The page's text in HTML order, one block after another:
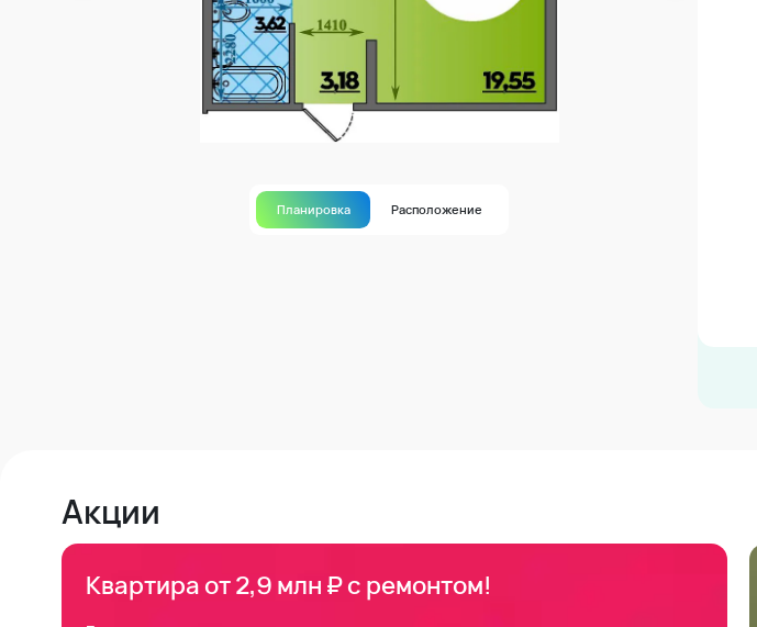
Планировка Расположение
Акции
Квартира от 2,9 млн ₽ с ремонтом!